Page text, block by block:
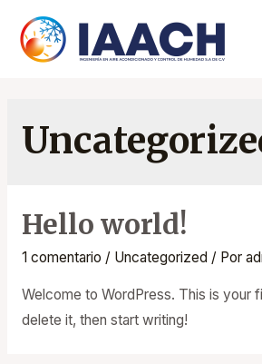
contenido
Hello world!
1 comentario / Uncategorized / Por
Welcome to WordPress. This is your
delete it, then start writing!